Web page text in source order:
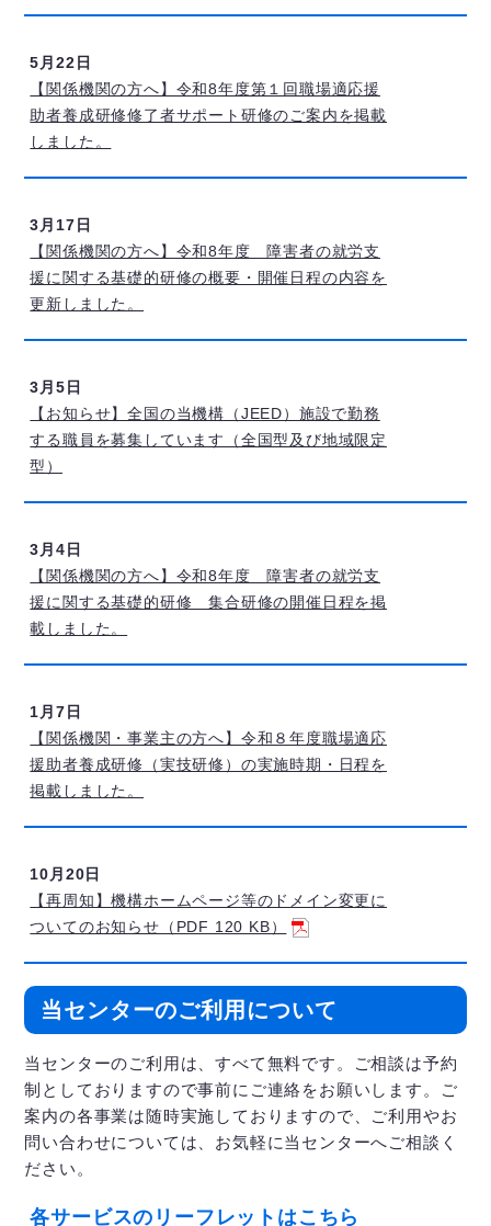
5月22日
【関係機関の方へ】令和8年度第１回職場適応援
助者養成研修修了者サポート研修のご案内を掲載
しました。
3月17日
【関係機関の方へ】令和8年度 障害者の就労支
援に関する基礎的研修の概要・開催日程の内容を
更新しました。
3月5日
【お知らせ】全国の当機構（JEED）施設で勤務
する職員を募集しています（全国型及び地域限定
型）
3月4日
【関係機関の方へ】令和8年度 障害者の就労支
援に関する基礎的研修 集合研修の開催日程を掲
載しました。
1月7日
【関係機関・事業主の方へ】令和８年度職場適応
援助者養成研修（実技研修）の実施時期・日程を
掲載しました。
10月20日
【再周知】機構ホームページ等のドメイン変更に
ついてのお知らせ（PDF 120 KB）
当センターのご利用について
当センターのご利用は、すべて無料です。ご相談は予約
制としておりますので事前にご連絡をお願いします。ご
案内の各事業は随時実施しておりますので、ご利用やお
問い合わせについては、お気軽に当センターへご相談く
ださい。
各サービスのリーフレットはこちら